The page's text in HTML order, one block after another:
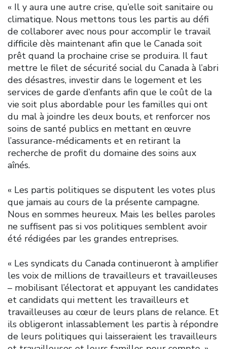
« Il y aura une autre crise, qu’elle soit sanitaire ou
climatique. Nous mettons tous les partis au défi
de collaborer avec nous pour accomplir le travail
difficile dès maintenant afin que le Canada soit
prêt quand la prochaine crise se produira. Il faut
mettre le filet de sécurité social du Canada à l’abri
des désastres, investir dans le logement et les
services de garde d’enfants afin que le coût de la
vie soit plus abordable pour les familles qui ont
du mal à joindre les deux bouts, et renforcer nos
soins de santé publics en mettant en œuvre
l’assurance-médicaments et en retirant la
recherche de profit du domaine des soins aux
aînés.
« Les partis politiques se disputent les votes plus
que jamais au cours de la présente campagne.
Nous en sommes heureux. Mais les belles paroles
ne suffisent pas si vos politiques semblent avoir
été rédigées par les grandes entreprises.
« Les syndicats du Canada continueront à amplifier
les voix de millions de travailleurs et travailleuses
– mobilisant l’électorat et appuyant les candidates
et candidats qui mettent les travailleurs et
travailleuses au cœur de leurs plans de relance. Et
ils obligeront inlassablement les partis à répondre
de leurs politiques qui laisseraient les travailleurs